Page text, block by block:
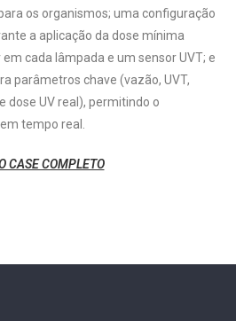
os organismos; uma configuração
a aplicação da dose mínima
cada lâmpada e um sensor UVT; e
parâmetros chave (vazão, UVT,
dose UV real), permitindo o
tempo real.
CASE COMPLETO